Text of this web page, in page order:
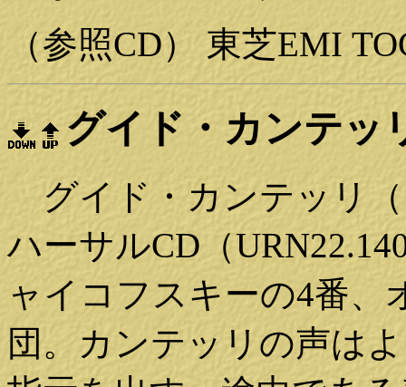
（参照CD） 東芝EMI
グイド・カンテッ
グイド・カンテッリ
ハーサルCD（
ャイコフスキーの4番、
団。カンテッリの声は